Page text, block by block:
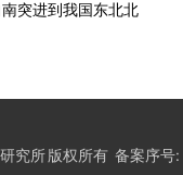
突进到我国东北北
究所 版权所有 备案序号: